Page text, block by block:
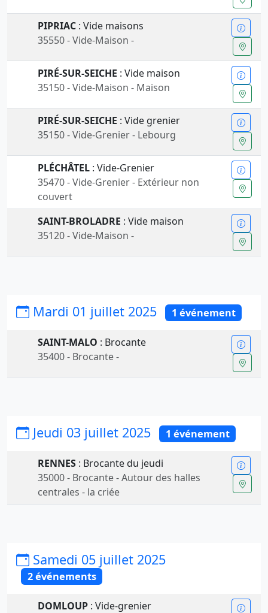
PIPRIAC : Vide maisons
35550 - Vide-Maison -
PIRÉ-SUR-SEICHE : Vide maison
35150 - Vide-Maison - Maison
PIRÉ-SUR-SEICHE : Vide grenier
35150 - Vide-Grenier - Lebourg
PLÉCHÂTEL : Vide-Grenier
35470 - Vide-Grenier - Extérieur non
couvert
SAINT-BROLADRE : Vide maison
35120 - Vide-Maison -
Mardi 01 juillet 2025 1 événement
SAINT-MALO : Brocante
35400 - Brocante -
Jeudi 03 juillet 2025 1 événement
RENNES : Brocante du jeudi
35000 - Brocante - Autour des halles
centrales - la criée
Samedi 05 juillet 2025
2 événements
DOMLOUP : Vide-grenier